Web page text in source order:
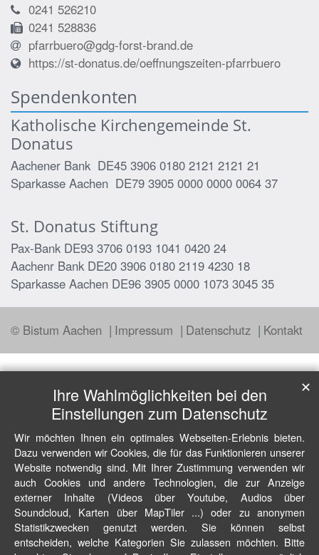
0241 526210
0241 528836
pfarrbuero@gdg-forst-brand.de
https://st-donatus.de/oeffnungszeiten-pfarrbuero
Spendenkonten
Katholische Kirchengemeinde St.
Donatus
Aachener Bank DE45 3906 0180 2121 2121 21
Sparkasse Aachen DE79 3905 0000 0000 0064 37
St. Donatus Stiftung
Pax-Bank DE93 3706 0193 1041 0420 24
Aachenr Bank DE20 3906 0180 2119 4230 18
Sparkasse Aachen DE96 3905 0000 1073 3045 35
© Bistum Aachen Impressum Datenschutz Kontakt
Ihre Wahlmöglichkeiten bei den
Einstellungen zum Datenschutz
Wir möchten Ihnen ein optimales Webseiten-Erlebnis bieten.
Dazu verwenden wir Cookies, die für das Funktionieren unserer
Website notwendig sind. Mit Ihrer Zustimmung verwenden wir
auch Cookies und andere Technologien, die zur Anzeige
externer Inhalte (Videos über Youtube, Audios über
Soundcloud, Karten über MapTiler ...) oder zu anonymen
Statistikzwecken genutzt werden. Sie können selbst
entscheiden, welche Kategorien Sie zulassen möchten. Bitte
✕